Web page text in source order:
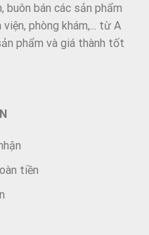
bán các sản phẩm
phòng khám,... từ A
phẩm và giá thành tốt
tiền